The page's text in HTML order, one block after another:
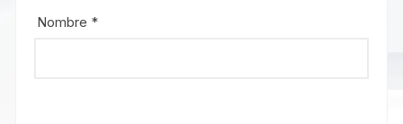
Nombre *